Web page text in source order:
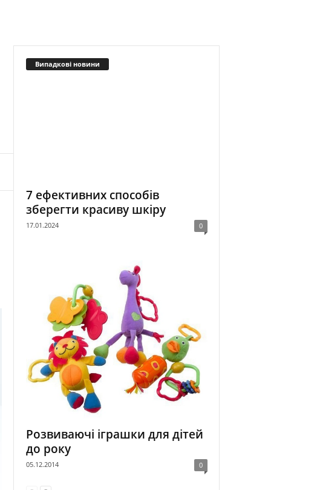
Випадкові новини
7 ефективних способів
зберегти красиву шкіру
17.01.2024 0
Розвиваючі іграшки для дітей
до року
05.12.2014 0